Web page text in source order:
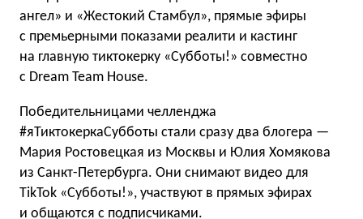
ангел» и «Жестокий Стамбул», прямые эфиры
с премьерными показами реалити и кастинг
на главную тиктокерку «Субботы!» совместно
с Dream Team House.
Победительницами челленджа
#яТиктокеркаСубботы стали сразу два блогера —
Мария Ростовецкая из Москвы и Юлия Хомякова
из Санкт-Петербурга. Они снимают видео для
TikTok «Субботы!», участвуют в прямых эфирах
и общаются с подписчиками.